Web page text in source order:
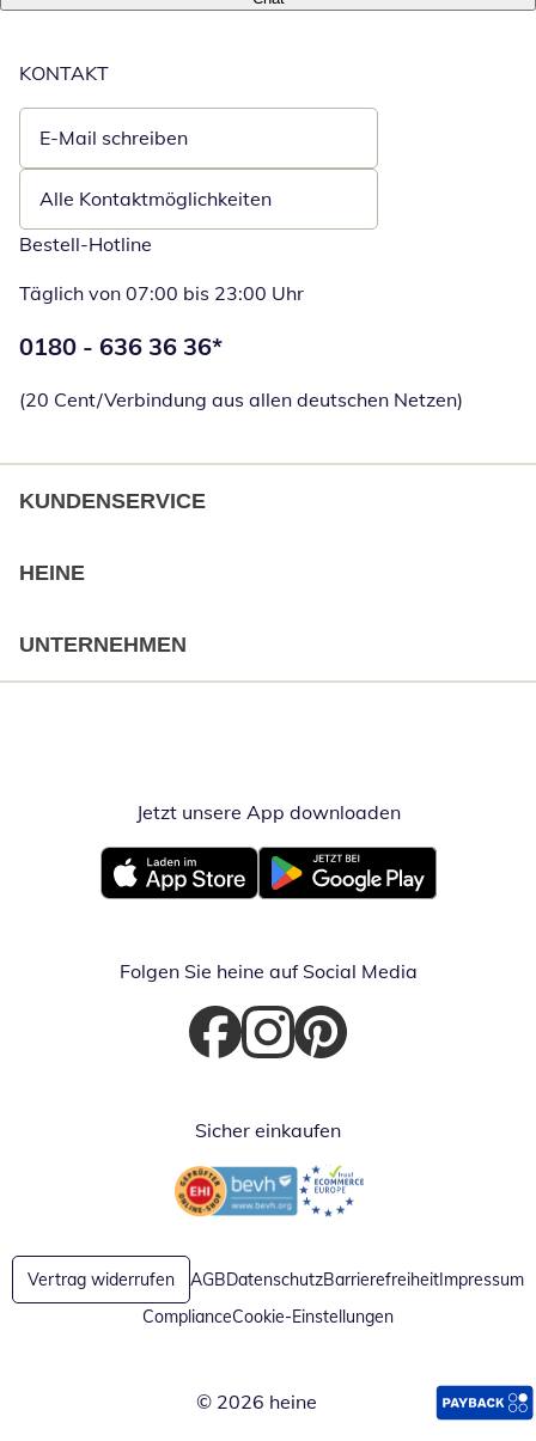
KONTAKT
E-Mail schreiben
Öffnet E-Mail-Client
Alle Kontaktmöglichkeiten
Bestell-Hotline
Täglich von 07:00 bis 23:00 Uhr
Telefonnummer:
0180 - 636 36 36*
(20 Cent/Verbindung aus allen deutschen Netzen)
KUNDENSERVICE
HEINE
UNTERNEHMEN
Jetzt unsere App downloadenÖffnet in
Öffnet in neuem FensterÖffnet in neuem Fenster
Folgen Sie heine auf Social Media
Öffnet in neuem Fenster
Öffnet in neuem Fenster
Öffnet in neuem Fenster
Sicher einkaufen
Öffnet in neuem FensterÖffnet in neuem Fenster
Vertrag widerrufen AGBDatenschutzBarrierefreiheitImpressum
ComplianceCookie-Einstellungen
© 2026 heine